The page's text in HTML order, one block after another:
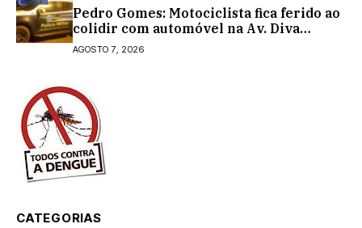
Pedro Gomes: Motociclista fica ferido ao
colidir com automóvel na Av. Diva
Araújo; ele não tinha CNH
AGOSTO 7, 2026
CATEGORIAS